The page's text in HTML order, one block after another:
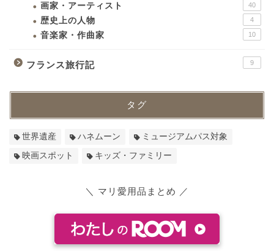
画家・アーティスト 40
歴史上の人物 4
音楽家・作曲家 10
フランス旅行記 9
タグ
世界遺産 ハネムーン ミュージアムパス対象
映画スポット キッズ・ファミリー
＼ マリ愛用品まとめ ／